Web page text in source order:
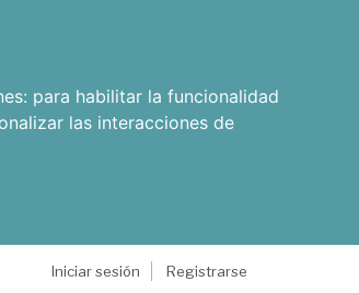
para habilitar la funcionalidad
las interacciones de
Iniciar sesión
Registrarse